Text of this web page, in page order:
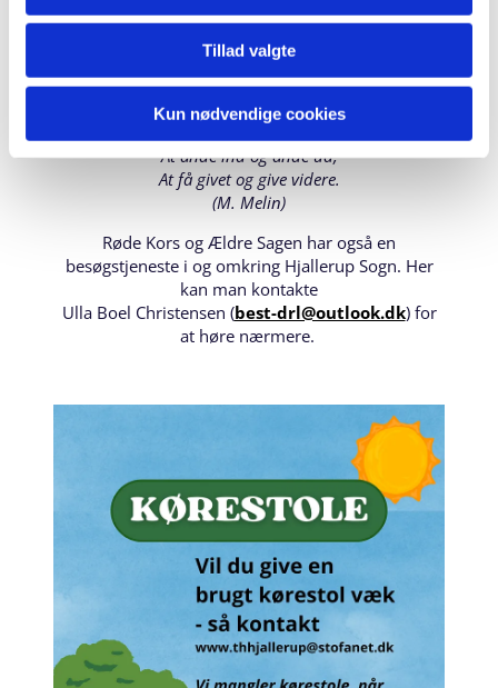
Tillad valgte
Kun nødvendige cookies
24 44 06 22 /mki@km.dk
41 29 52 30
At ånde ind og ånde ud,
At få givet og give videre.
(M. Melin)
Røde Kors og Ældre Sagen har også en
besøgstjeneste i og omkring Hjallerup Sogn. Her
kan man kontakte
Ulla Boel Christensen (best-drl@outlook.dk) for
at høre nærmere.